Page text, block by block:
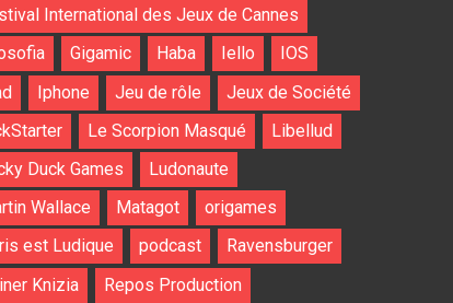
International des Jeux de Cannes
Gigamic Haba Iello
IOS
Iphone Jeu de rôle
Jeux de Société
Le Scorpion Masqué
Libellud
Duck Games
Ludonaute
Wallace
Matagot
origames
est Ludique
podcast
Ravensburger
Knizia
Repos Production